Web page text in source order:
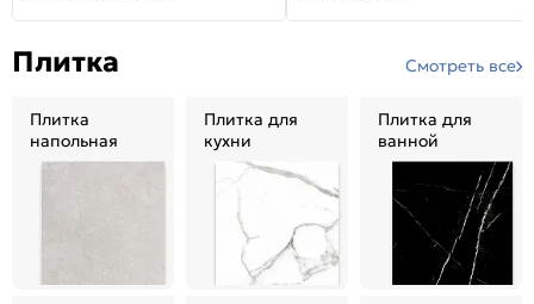
Плитка Смотреть все
Плитка
напольная
Плитка для
кухни
Плитка для
ванной